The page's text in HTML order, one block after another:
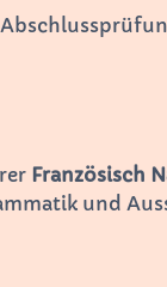
Französisch
und